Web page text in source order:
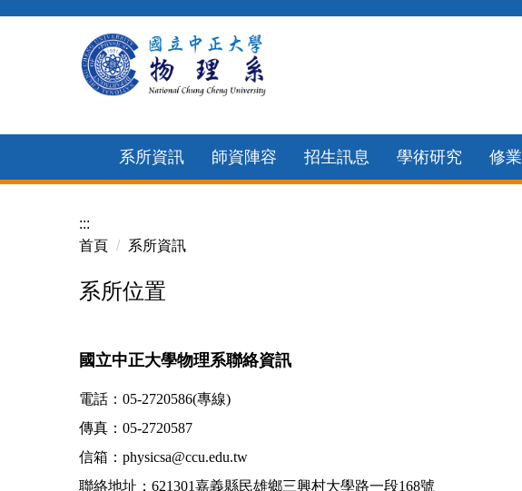
容
系所資訊 師資陣容 招生訊息 學術研究 修
:::
首頁
系所資訊
系所位置
國立中正大學物理系聯絡資訊
電話：05-2720586(專線)
傳真：05-2720587
信箱：physicsa@ccu.edu.tw
聯絡地址：621301嘉義縣民雄鄉三興村大學路一段168號